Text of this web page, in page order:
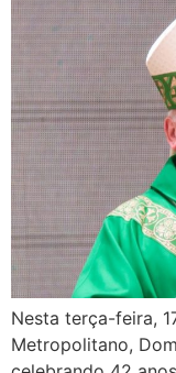
Nesta terça-feira,
Metropolitano,